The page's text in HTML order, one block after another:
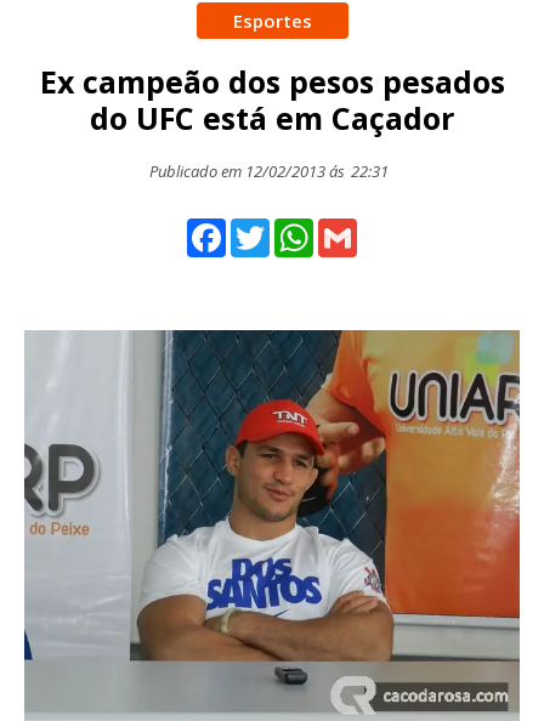
Esportes
Ex campeão dos pesos pesados
do UFC está em Caçador
Publicado em 12/02/2013 ás 22:31
Facebook
TwitterWhatsApp